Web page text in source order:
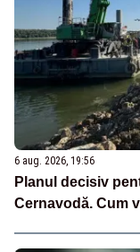
6 aug. 2026, 19:56
Planul decisiv
Cernavodă. Cum